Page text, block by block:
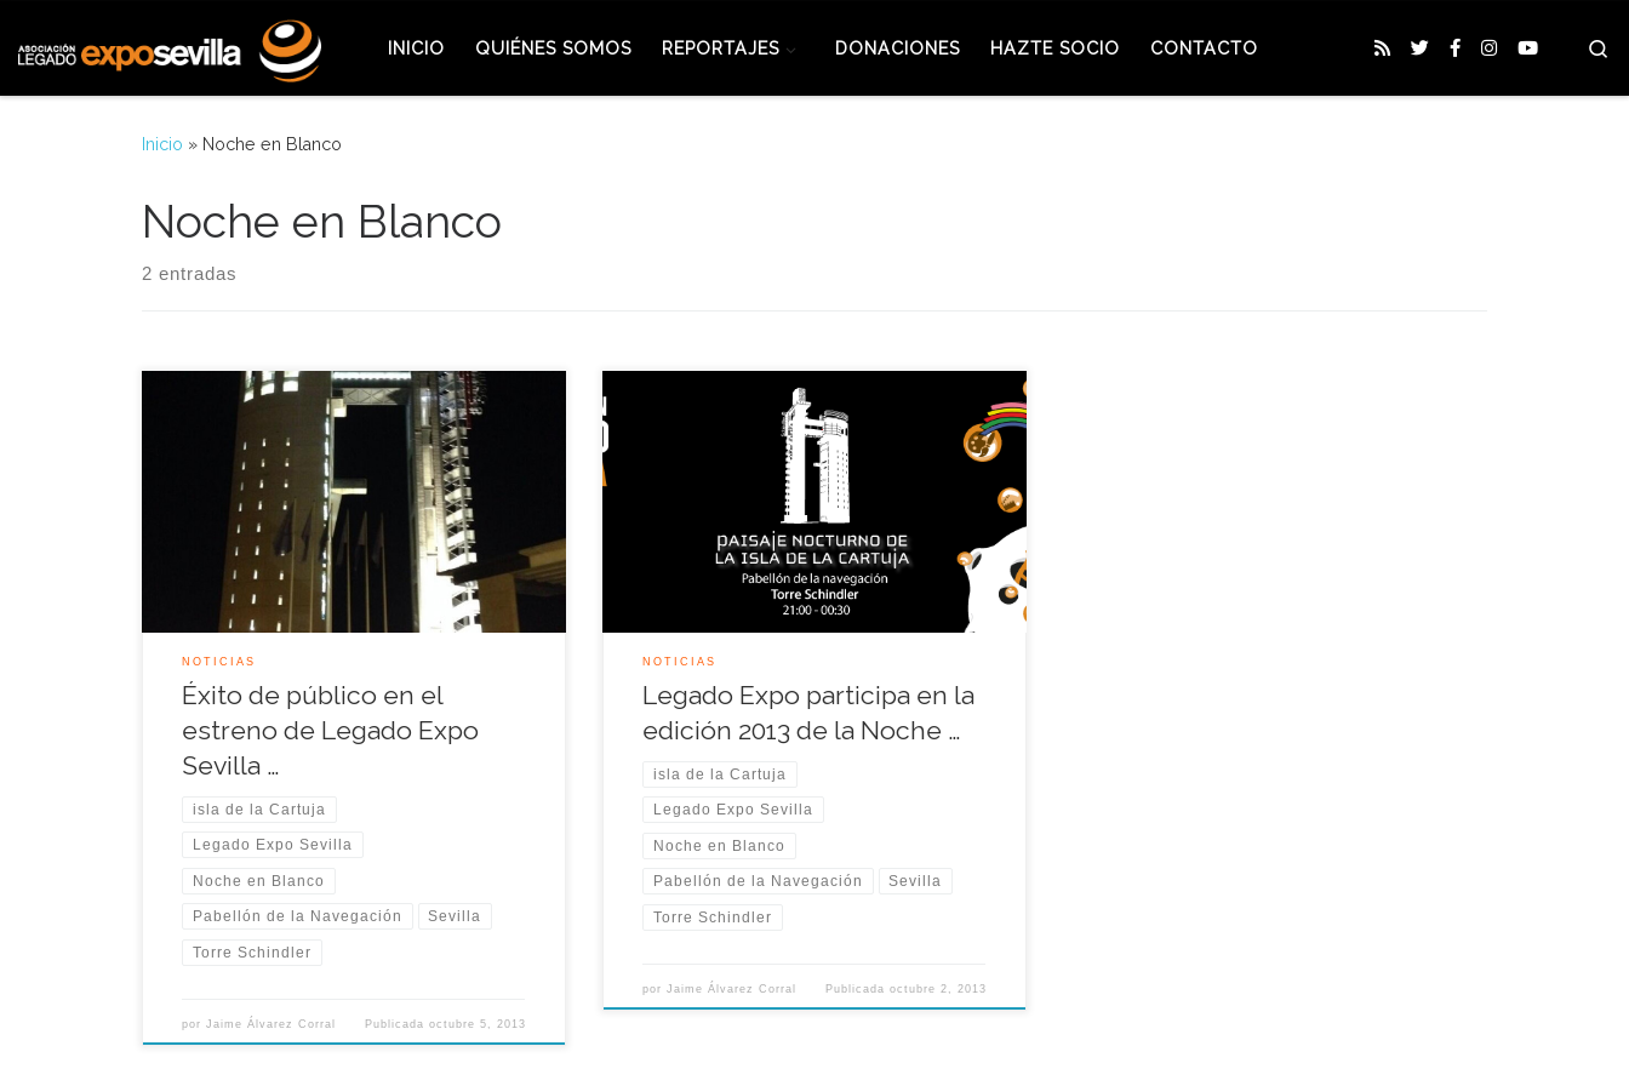
INICIO QUIÉNES SOMOS REPORTAJES DONACIONES HAZTE SOCIO CONTACTO
Inicio » Noche en Blanco
Noche en Blanco
2 entradas
Un año más Sevilla se ha vestido con su mejor gala
cultural en la segunda edición de la Noche en
Blanco organizado por la Asociación Sevilla se
Mueve y en el que han sido participe más de 50
actividades a lo largo de toda la capital. Este año la
Asociación […]
NOTICIAS
Éxito de público en el
estreno de Legado Expo
Sevilla …
isla de la Cartuja
Legado Expo Sevilla
Noche en Blanco
Pabellón de la Navegación Sevilla
Torre Schindler
porJaime Álvarez Corral Publicada octubre 5, 2013
En 1992, a orillas del Guadalquivir, se configuró el
recinto de la Exposición Universal: Pabellones,
Jardines, el Monasterio, el Lago y el Canal…
Numerosos hitos fueron construidos en un recinto
de 215 hectáreas, y una de las formas preferidas de
conocerlo y comprenderlo era observarlo desde
NOTICIAS
Legado Expo participa en la
edición 2013 de la Noche …
isla de la Cartuja
Legado Expo Sevilla
Noche en Blanco
Pabellón de la Navegación Sevilla
Torre Schindler
porJaime Álvarez Corral Publicada octubre 2, 2013